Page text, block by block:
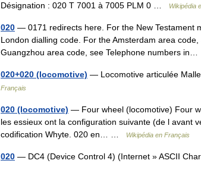
Désignation : 020 T 7001 à 7005 PLM 0 …
Wikipédia
020 — 0171 redirects here. For the New Testament
London dialling code. For the Amsterdam area
Guangzhou area code, see Telephone numbers
020+020 (locomotive) — Locomotive articulée
Français
020 (locomotive) — Four wheel (locomotive) Four
les essieux ont la configuration suivante (de l avant
codification Whyte. 020 en… …
Wikipédia en Français
020 — DC4 (Device Control 4) (Internet » ASCII